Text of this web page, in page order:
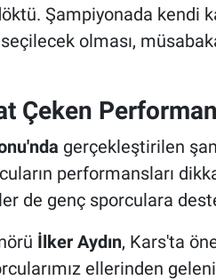
Şampiyonada kendi
seçilecek olması,
Çeken
gerçekleştirilen
performansları
de genç sporculara
İlker Aydın, Kars'ta
ellerinden